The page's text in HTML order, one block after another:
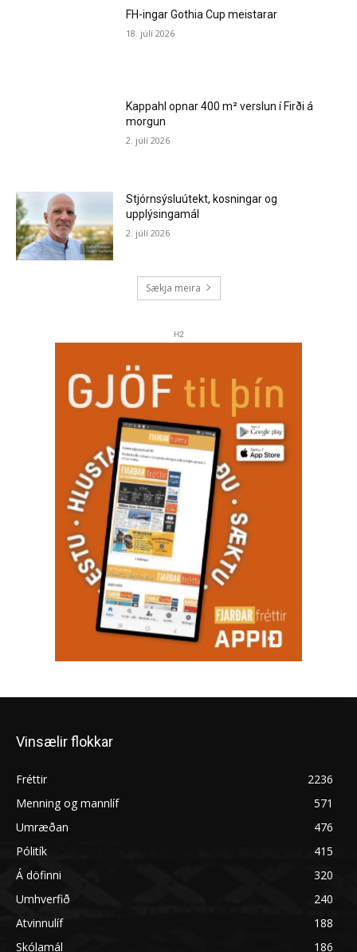
Vinsælir flokkar
Fréttir
2236
Menning og mannlíf
571
Umræðan
476
Pólitík
415
Á döfinni
320
Umhverfið
240
Atvinnulíf
188
Skólamál
186